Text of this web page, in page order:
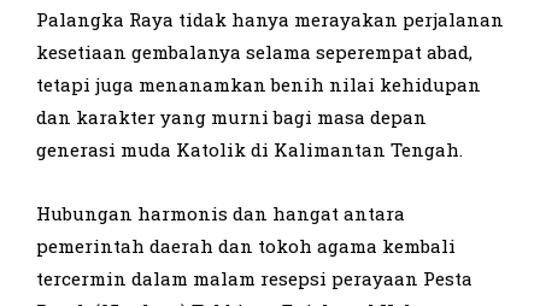
Palangka Raya tidak hanya merayakan perjalanan
kesetiaan gembalanya selama seperempat abad,
tetapi juga menanamkan benih nilai kehidupan
dan karakter yang murni bagi masa depan
generasi muda Katolik di Kalimantan Tengah.
Hubungan harmonis dan hangat antara
pemerintah daerah dan tokoh agama kembali
tercermin dalam malam resepsi perayaan Pesta